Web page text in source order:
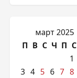
март 2025
П В С Ч П С
1
3 4 5 6 7 8